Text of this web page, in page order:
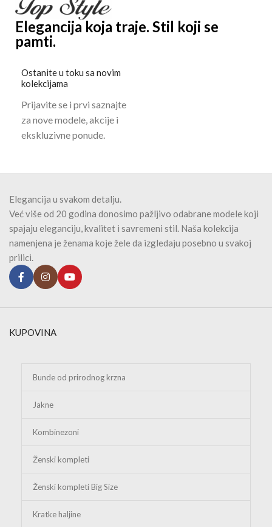
Elegancija koja traje. Stil koji se
pamti.
Ostanite u toku sa novim
kolekcijama
Prijavite se i prvi saznajte
za nove modele, akcije i
ekskluzivne ponude.
Elegancija u svakom detalju.
Već više od 20 godina donosimo pažljivo odabrane modele koji
spajaju eleganciju, kvalitet i savremeni stil. Naša kolekcija
namenjena je ženama koje žele da izgledaju posebno u svakoj
prilici.
KUPOVINA
Bunde od prirodnog krzna
Jakne
Kombinezoni
Ženski kompleti
Ženski kompleti Big Size
Kratke haljine